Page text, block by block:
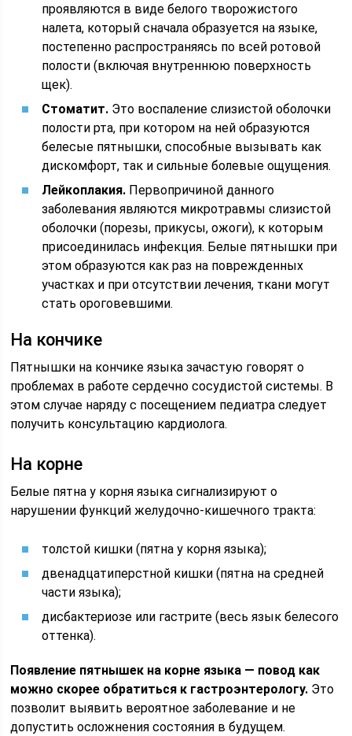
проявляются в виде белого творожистого
налета, который сначала образуется на языке,
постепенно распространяясь по всей ротовой
полости (включая внутреннюю поверхность
щек).
Стоматит. Это воспаление слизистой оболочки
полости рта, при котором на ней образуются
белесые пятнышки, способные вызывать как
дискомфорт, так и сильные болевые ощущения.
Лейкоплакия. Первопричиной данного
заболевания являются микротравмы слизистой
оболочки (порезы, прикусы, ожоги), к которым
присоединилась инфекция. Белые пятнышки при
этом образуются как раз на поврежденных
участках и при отсутствии лечения, ткани могут
стать ороговевшими.
На кончике
Пятнышки на кончике языка зачастую говорят о
проблемах в работе сердечно сосудистой системы. В
этом случае наряду с посещением педиатра следует
получить консультацию кардиолога.
На корне
Белые пятна у корня языка сигнализируют о
нарушении функций желудочно-кишечного тракта:
толстой кишки (пятна у корня языка);
двенадцатиперстной кишки (пятна на средней
части языка);
дисбактериозе или гастрите (весь язык белесого
оттенка).
Появление пятнышек на корне языка — повод как
можно скорее обратиться к гастроэнтерологу. Это
позволит выявить вероятное заболевание и не
допустить осложнения состояния в будущем.